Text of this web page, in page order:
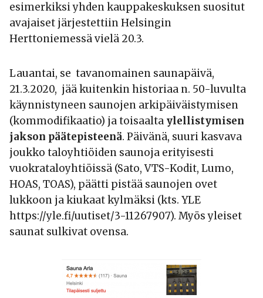
esimerkiksi yhden kauppakeskuksen suositut
avajaiset järjestettiin Helsingin
Herttoniemessä vielä 20.3.
Lauantai, se tavanomainen saunapäivä,
21.3.2020, jää kuitenkin historiaa n. 50-luvulta
käynnistyneen saunojen arkipäiväistymisen
(kommodifikaatio) ja toisaalta ylellistymisen
jakson päätepisteenä. Päivänä, suuri kasvava
joukko taloyhtiöiden saunoja erityisesti
vuokrataloyhtiöissä (Sato, VTS-Kodit, Lumo,
HOAS, TOAS), päätti pistää saunojen ovet
lukkoon ja kiukaat kylmäksi (kts. YLE
https://yle.fi/uutiset/3-11267907). Myös yleiset
saunat sulkivat ovensa.